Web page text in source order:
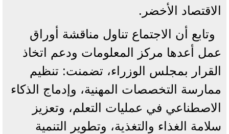
الاقتصاد الأخضر.
وتابع أن الاجتماع تناول مناقشة أوراق
عمل أعدها مركز المعلومات ودعم اتخاذ
القرار بمجلس الوزراء، تضمنت: تنظيم
ممارسة التخصصات المهنية، وإدماج الذكاء
الاصطناعي في عمليات التعلم، وتعزيز
سلامة الغذاء والتغذية، وتطوير التنمية